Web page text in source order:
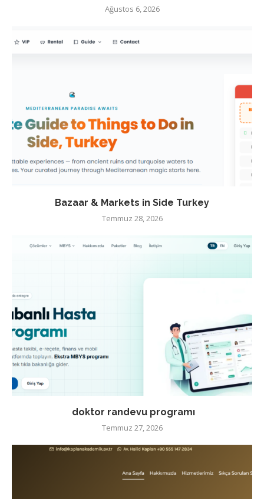
Ağustos 6, 2026
Bazaar & Markets in Side Turkey
Temmuz 28, 2026
doktor randevu programı
Temmuz 27, 2026